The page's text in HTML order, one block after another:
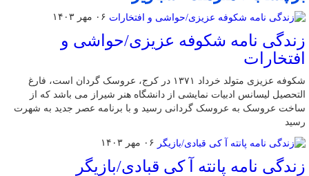
۰۶ مهر ۱۴۰۳
زندگی نامه شکوفه عزیزی/حواشی و
افتخارات
شکوفه عزیزی متولد خرداد ۱۳۷۱ در کرج، عروسک گردان است، فارغ
التحصیل لیسانس ادبیات نمایشی از دانشگاه هنر شیراز می باشد که از
ساخت عروسک به عروسک گردانی رسید و با برنامه عصر جدید به شهرت
رسید
۰۶ مهر ۱۴۰۳
زندگی نامه پانته آ کی قبادی/بازیگر